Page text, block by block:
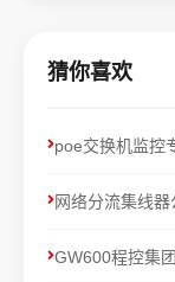
猜你喜欢
poe交换机监控
网络分流集线
GW600程控集